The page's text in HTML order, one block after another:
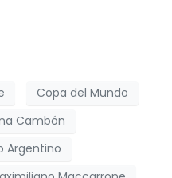
Copa del Mundo
Cambón
Argentino